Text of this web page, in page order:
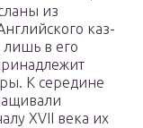
из
каз­
лишь в его
К середине
XVII века их